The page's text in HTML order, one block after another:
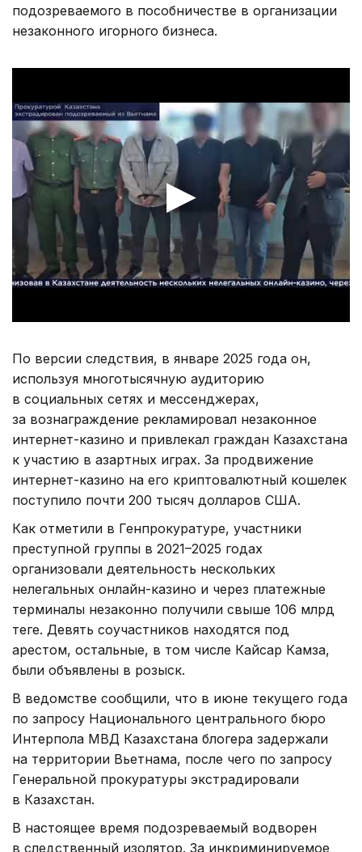
подозреваемого в пособничестве в организации
незаконного игорного бизнеса.
По версии следствия, в январе 2025 года он,
используя многотысячную аудиторию
в социальных сетях и мессенджерах,
за вознаграждение рекламировал незаконное
интернет-казино и привлекал граждан Казахстана
к участию в азартных играх. За продвижение
интернет-казино на его криптовалютный кошелек
поступило почти 200 тысяч долларов США.
Как отметили в Генпрокуратуре, участники
преступной группы в 2021–2025 годах
организовали деятельность нескольких
нелегальных онлайн-казино и через платежные
терминалы незаконно получили свыше 106 млрд
теңге. Девять соучастников находятся под
арестом, остальные, в том числе Кайсар Камза,
были объявлены в розыск.
В ведомстве сообщили, что в июне текущего года
по запросу Национального центрального бюро
Интерпола МВД Казахстана блогера задержали
на территории Вьетнама, после чего по запросу
Генеральной прокуратуры экстрадировали
в Казахстан.
В настоящее время подозреваемый водворен
в следственный изолятор. За инкриминируемое